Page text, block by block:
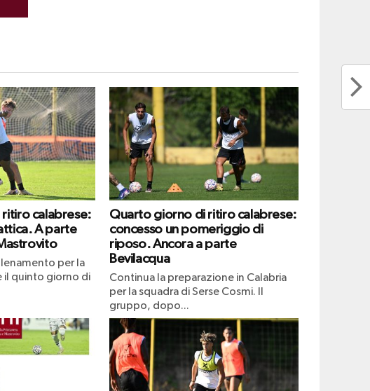
calabrese:
A parte
per la
il quinto giorno di
Quarto giorno di ritiro calabrese:
concesso un pomeriggio di
riposo. Ancora a parte
Bevilacqua
Continua la preparazione in Calabria
per la squadra di Serse Cosmi. Il
gruppo, dopo...